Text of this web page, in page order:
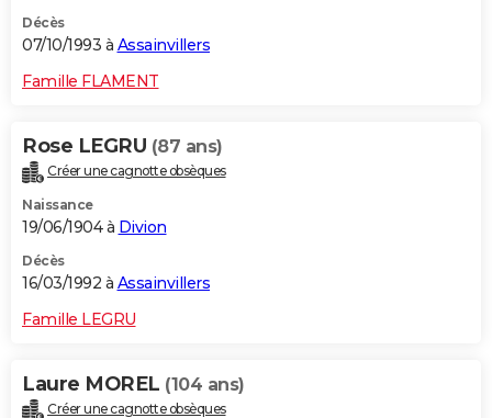
Décès
07/10/1993 à Assainvillers
Famille FLAMENT
Rose LEGRU (87 ans)
Créer une cagnotte obsèques
Naissance
19/06/1904 à Divion
Décès
16/03/1992 à Assainvillers
Famille LEGRU
Laure MOREL (104 ans)
Créer une cagnotte obsèques